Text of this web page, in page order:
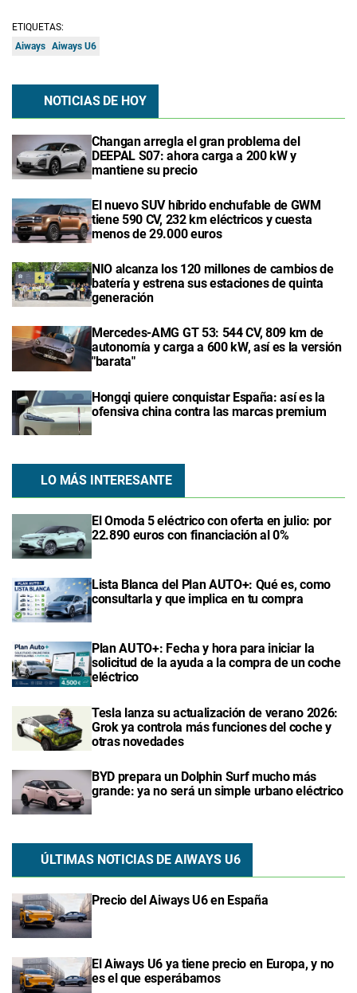
ETIQUETAS:
Aiways Aiways U6
NOTICIAS DE HOY
Changan arregla el gran problema del
DEEPAL S07: ahora carga a 200 kW y
mantiene su precio
El nuevo SUV híbrido enchufable de GWM
tiene 590 CV, 232 km eléctricos y cuesta
menos de 29.000 euros
NIO alcanza los 120 millones de cambios de
batería y estrena sus estaciones de quinta
generación
Mercedes-AMG GT 53: 544 CV, 809 km de
autonomía y carga a 600 kW, así es la versión
"barata"
Hongqi quiere conquistar España: así es la
ofensiva china contra las marcas premium
LO MÁS INTERESANTE
El Omoda 5 eléctrico con oferta en julio: por
22.890 euros con financiación al 0%
Lista Blanca del Plan AUTO+: Qué es, como
consultarla y que implica en tu compra
Plan AUTO+: Fecha y hora para iniciar la
solicitud de la ayuda a la compra de un coche
eléctrico
Tesla lanza su actualización de verano 2026:
Grok ya controla más funciones del coche y
otras novedades
BYD prepara un Dolphin Surf mucho más
grande: ya no será un simple urbano eléctrico
ÚLTIMAS NOTICIAS DE AIWAYS U6
Precio del Aiways U6 en España
El Aiways U6 ya tiene precio en Europa, y no
es el que esperábamos